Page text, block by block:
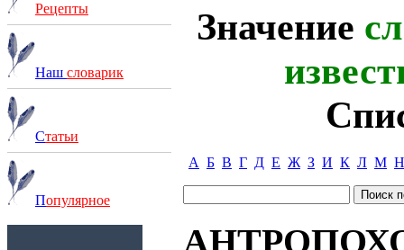
Рецепты
Наш словарик
Статьи
Популярное
Значение
А Б В Г Д Е Ж З И К Л М Н